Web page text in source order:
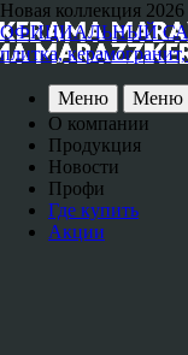
Новая коллекция 2026
ОФИЦИАЛЬНЫЙ САЙТ
плитка,
Меню
Меню
О компании
Продукция
Новости
Профи
Где купить
Акции